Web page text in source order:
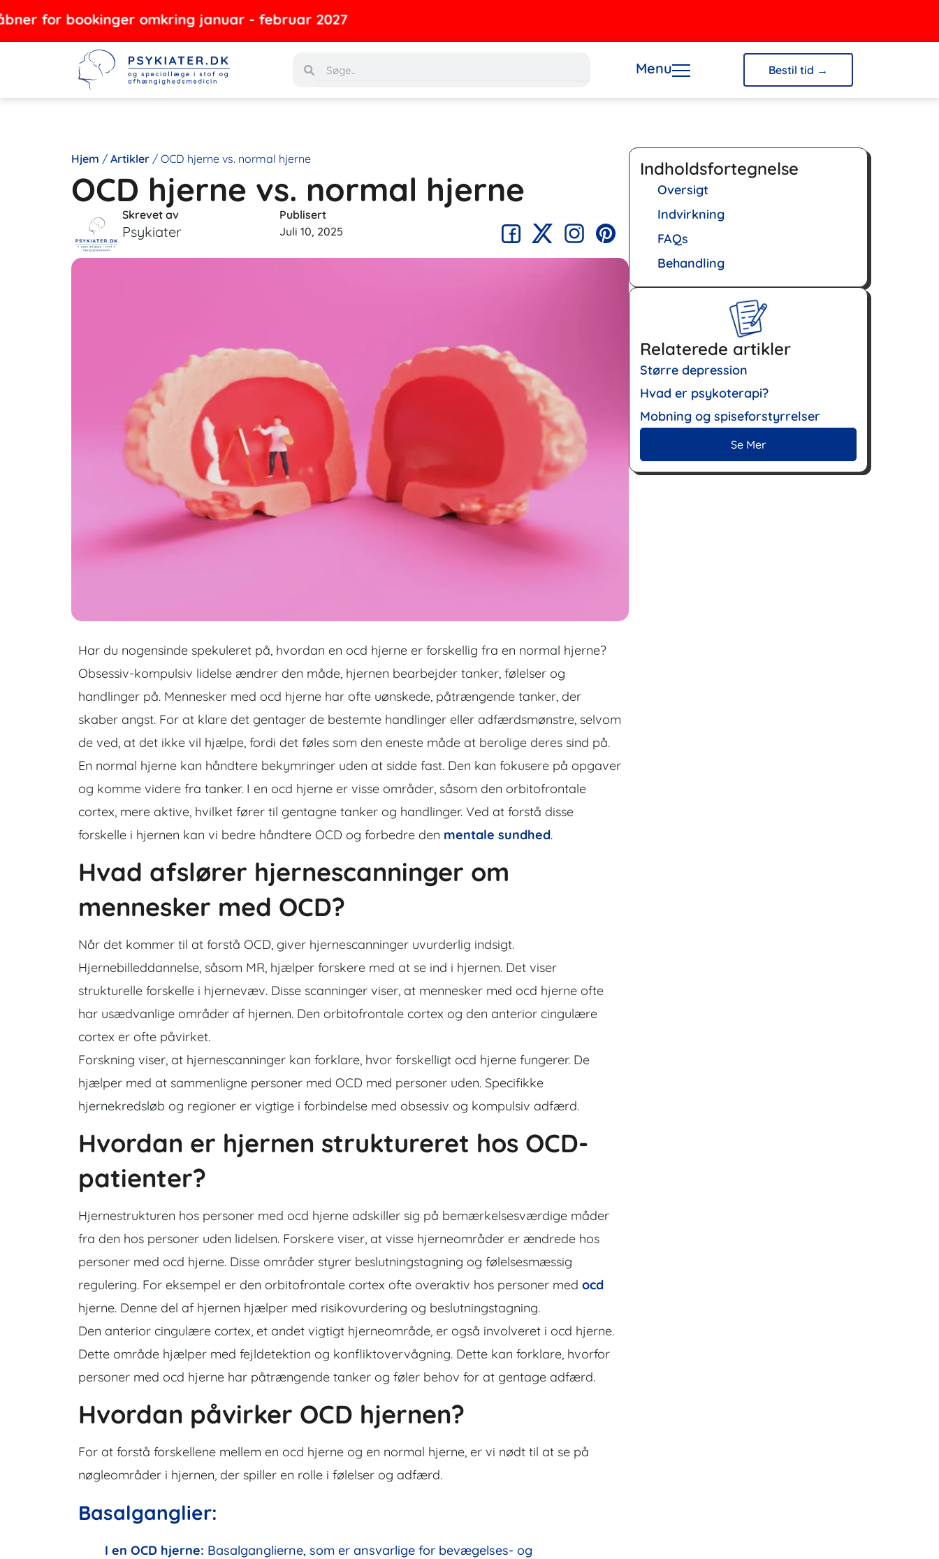
Gå
omkring januar - februar 2027
Menu Bestil tid →
Hjem / Artikler / OCD hjerne vs. normal hjerne
OCD hjerne vs. normal hjerne
Skrevet av
Psykiater
Publisert
Juli 10, 2025
Har du nogensinde spekuleret på, hvordan en ocd hjerne er forskellig fra en normal hjerne?
Obsessiv-kompulsiv lidelse ændrer den måde, hjernen bearbejder tanker, følelser og
handlinger på. Mennesker med ocd hjerne har ofte uønskede, påtrængende tanker, der
skaber angst. For at klare det gentager de bestemte handlinger eller adfærdsmønstre, selvom
de ved, at det ikke vil hjælpe, fordi det føles som den eneste måde at berolige deres sind på.
En normal hjerne kan håndtere bekymringer uden at sidde fast. Den kan fokusere på opgaver
og komme videre fra tanker. I en ocd hjerne er visse områder, såsom den orbitofrontale
cortex, mere aktive, hvilket fører til gentagne tanker og handlinger. Ved at forstå disse
forskelle i hjernen kan vi bedre håndtere OCD og forbedre den mentale sundhed.
Hvad afslører hjernescanninger om
mennesker med OCD?
Når det kommer til at forstå OCD, giver hjernescanninger uvurderlig indsigt.
Hjernebilleddannelse, såsom MR, hjælper forskere med at se ind i hjernen. Det viser
strukturelle forskelle i hjernevæv. Disse scanninger viser, at mennesker med ocd hjerne ofte
har usædvanlige områder af hjernen. Den orbitofrontale cortex og den anterior cingulære
cortex er ofte påvirket.
Forskning viser, at hjernescanninger kan forklare, hvor forskelligt ocd hjerne fungerer. De
hjælper med at sammenligne personer med OCD med personer uden. Specifikke
hjernekredsløb og regioner er vigtige i forbindelse med obsessiv og kompulsiv adfærd.
Hvordan er hjernen struktureret hos OCD-
patienter?
Hjernestrukturen hos personer med ocd hjerne adskiller sig på bemærkelsesværdige måder
fra den hos personer uden lidelsen. Forskere viser, at visse hjerneområder er ændrede hos
personer med ocd hjerne. Disse områder styrer beslutningstagning og følelsesmæssig
regulering. For eksempel er den orbitofrontale cortex ofte overaktiv hos personer med ocd
hjerne. Denne del af hjernen hjælper med risikovurdering og beslutningstagning.
Den anterior cingulære cortex, et andet vigtigt hjerneområde, er også involveret i ocd hjerne.
Dette område hjælper med fejldetektion og konfliktovervågning. Dette kan forklare, hvorfor
personer med ocd hjerne har påtrængende tanker og føler behov for at gentage adfærd.
Hvordan påvirker OCD hjernen?
For at forstå forskellene mellem en ocd hjerne og en normal hjerne, er vi nødt til at se på
nøgleområder i hjernen, der spiller en rolle i følelser og adfærd.
Basalganglier:
I en OCD hjerne: Basalganglierne, som er ansvarlige for bevægelses- og
Indholdsfortegnelse
Oversigt
Indvirkning
FAQs
Behandling
Relaterede artikler
Større depression
Hvad er psykoterapi?
Mobning og spiseforstyrrelser
Se Mer